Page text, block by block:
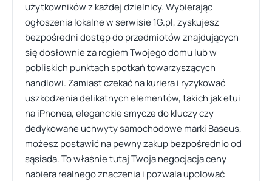
użytkowników z każdej dzielnicy. Wybierając
ogłoszenia lokalne w serwisie 1G.pl, zyskujesz
bezpośredni dostęp do przedmiotów znajdujących
się dosłownie za rogiem Twojego domu lub w
pobliskich punktach spotkań towarzyszących
handlowi. Zamiast czekać na kuriera i ryzykować
uszkodzenia delikatnych elementów, takich jak etui
na iPhonea, eleganckie smycze do kluczy czy
dedykowane uchwyty samochodowe marki Baseus,
możesz postawić na pewny zakup bezpośrednio od
sąsiada. To właśnie tutaj Twoja negocjacja ceny
nabiera realnego znaczenia i pozwala upolować